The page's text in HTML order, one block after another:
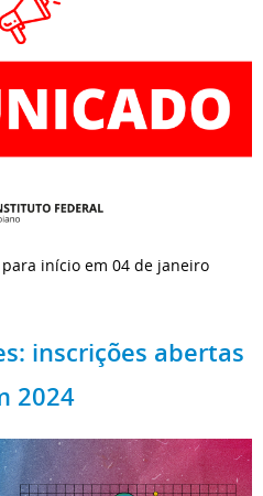
início em 04 de janeiro
inscrições abertas
2024